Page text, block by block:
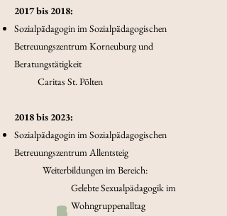
2017 bis 2018:
Sozialpädagogin im Sozialpädagogischen
Betreuungszentrum Korneuburg und
Beratungstätigkeit
Caritas St. Pölten
2018 bis 2023:
Sozialpädagogin im Sozialpädagogischen
Betreuungszentrum Allentsteig
Weiterbildungen im Bereich:
Gelebte Sexualpädagogik im
Wohngruppenalltag